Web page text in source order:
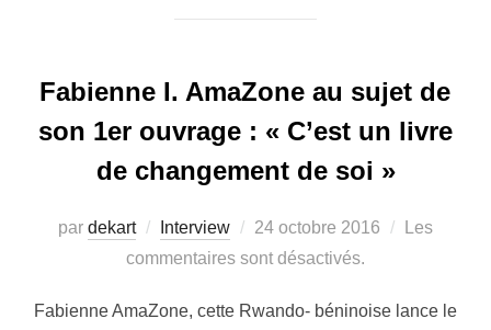
Fabienne I. AmaZone au sujet de
son 1er ouvrage : « C’est un livre
de changement de soi »
par dekart Interview 24 octobre 2016
Les
commentaires sont désactivés.
Fabienne AmaZone, cette Rwando- béninoise lance le